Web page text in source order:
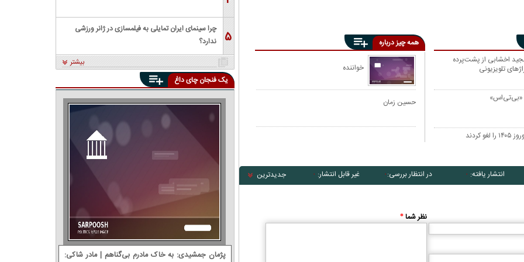
اخشابی از پشت‌پرده
تلویزیونی
«بی‌تی‌اس»
همه چیز درباره
خواننده
حسین زمان
انتشار یافته: ۰ در انتظار بررسی: ۰ غیر قابل انتشار: ۰ جدیدترین
نظر شما*
۵
چرا سینمای ایران تمایلی به فیلمسازی در ژانر ورزشی
ندارد؟
بیشتر
یک فنجان چای داغ
پژمان جمشیدی: ‌به خاک مادرم بی‌گناهم | مادر شاکی: